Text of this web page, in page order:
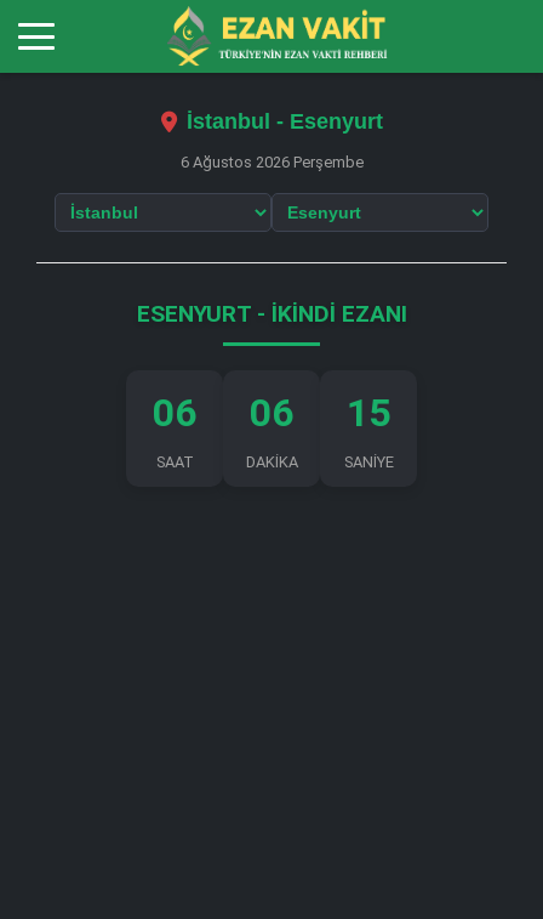
İstanbul - Esenyurt
6 Ağustos 2026 Perşembe
ESENYURT - İKINDI EZANI
06
SAAT
06
DAKİKA
15
SANİYE